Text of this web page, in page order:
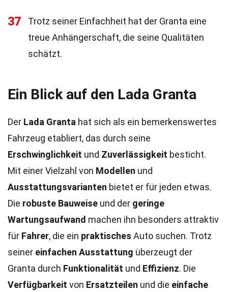
37
Trotz seiner Einfachheit hat der Granta eine
treue Anhängerschaft, die seine Qualitäten
schätzt.
Ein Blick auf den Lada Granta
Der Lada Granta hat sich als ein bemerkenswertes
Fahrzeug etabliert, das durch seine
Erschwinglichkeit und Zuverlässigkeit besticht.
Mit einer Vielzahl von Modellen und
Ausstattungsvarianten bietet er für jeden etwas.
Die robuste Bauweise und der geringe
Wartungsaufwand machen ihn besonders attraktiv
für Fahrer, die ein praktisches Auto suchen. Trotz
seiner einfachen Ausstattung überzeugt der
Granta durch Funktionalität und Effizienz. Die
Verfügbarkeit von Ersatzteilen und die einfache